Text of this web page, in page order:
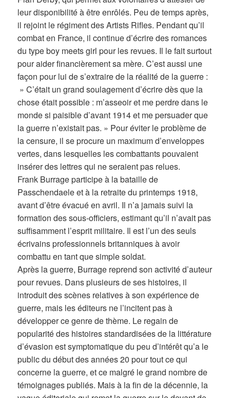
leur disponibilité à être enrôlés. Peu de temps après,
il rejoint le régiment des Artists Rifles. Pendant qu’il
combat en France, il continue d’écrire des romances
du type boy meets girl pour les revues. Il le fait surtout
pour aider financièrement sa mère. C’est aussi une
façon pour lui de s’extraire de la réalité de la guerre :
» C’était un grand soulagement d’écrire dès que la
chose était possible : m’asseoir et me perdre dans le
monde si paisible d’avant 1914 et me persuader que
la guerre n’existait pas. » Pour éviter le problème de
la censure, il se procure un maximum d’enveloppes
vertes, dans lesquelles les combattants pouvaient
insérer des lettres qui ne seraient pas relues.
Frank Burrage participe à la bataille de
Passchendaele et à la retraite du printemps 1918,
avant d’être évacué en avril. Il n’a jamais suivi la
formation des sous-officiers, estimant qu’il n’avait pas
suffisamment l’esprit militaire. Il est l’un des seuls
écrivains professionnels britanniques à avoir
combattu en tant que simple soldat.
Après la guerre, Burrage reprend son activité d’auteur
pour revues. Dans plusieurs de ses histoires, il
introduit des scènes relatives à son expérience de
guerre, mais les éditeurs ne l’incitent pas à
développer ce genre de thème. Le regain de
popularité des histoires standardisées de la littérature
d’évasion est symptomatique du peu d’intérêt qu’a le
public du début des années 20 pour tout ce qui
concerne la guerre, et ce malgré le grand nombre de
témoignages publiés. Mais à la fin de la décennie, la